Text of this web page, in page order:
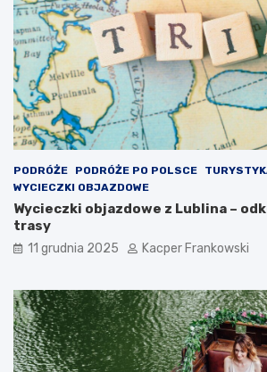
PODRÓŻE PODRÓŻE PO POLSCE
WYCIECZKI OBJAZDOWE
Wycieczki objazdowe z Lublina –
trasy
11 grudnia 2025 Kacper Frankowski